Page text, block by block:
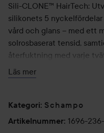
Sili-CLONE™ HairTech:
silikonets 5
vård och glans – med ett
solrosbaserat tensid,
återfuktning med varje
Användning:
upp med Perfect hair
236 ml
Läs mer
Kategori: Schampo
Artikelnummer: 1696-